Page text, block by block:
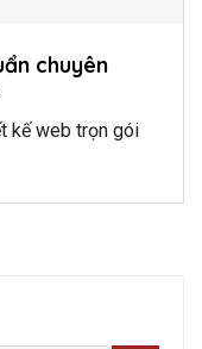
chuyên
kế web trọn gói